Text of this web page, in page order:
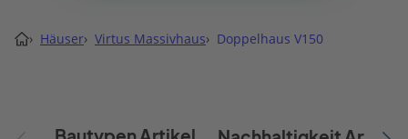
› Häuser› Virtus Massivhaus› Doppelhaus V150